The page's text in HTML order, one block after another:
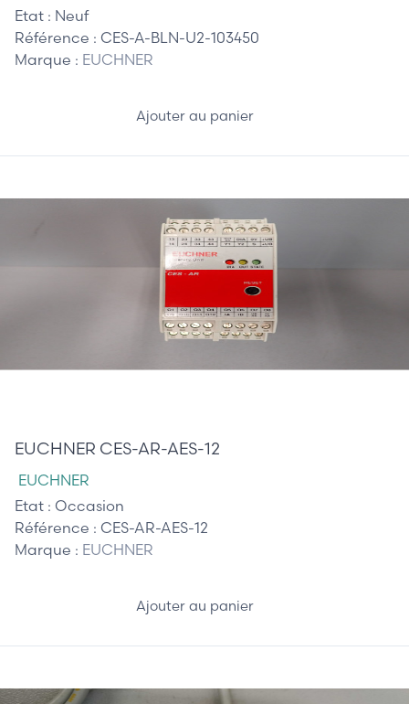
Etat : Neuf
Référence : CES-A-BLN-U2-103450
Marque : EUCHNER
Ajouter au panier
EUCHNER CES-AR-AES-12
EUCHNER
Etat : Occasion
Référence : CES-AR-AES-12
Marque : EUCHNER
Ajouter au panier